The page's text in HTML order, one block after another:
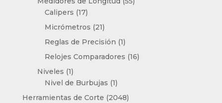
Calipers 1717
productos
Micrómetros 2121
productos
Reglas de Precisión 11
producto
Relojes Comparadores 1616
Niveles 11
producto
Nivel de Burbujas 11
producto
Herramientas de Corte 20482048